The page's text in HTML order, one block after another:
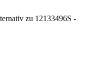
zu 12133496S -